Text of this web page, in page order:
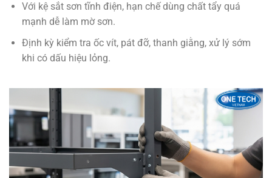
Với kệ sắt sơn tĩnh điện, hạn chế dùng chất tẩy quá
mạnh dễ làm mờ sơn.
Định kỳ kiểm tra ốc vít, pát đỡ, thanh giằng, xử lý sớm
khi có dấu hiệu lỏng.